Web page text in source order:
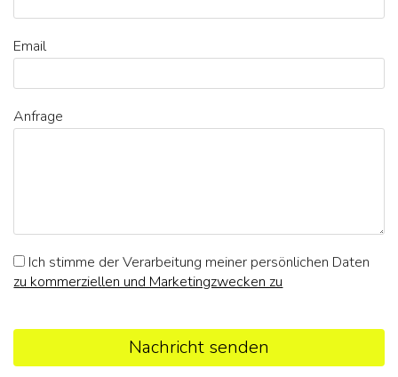
Email
Anfrage
Ich stimme der Verarbeitung meiner persönlichen Daten
zu kommerziellen und Marketingzwecken zu
Nachricht senden